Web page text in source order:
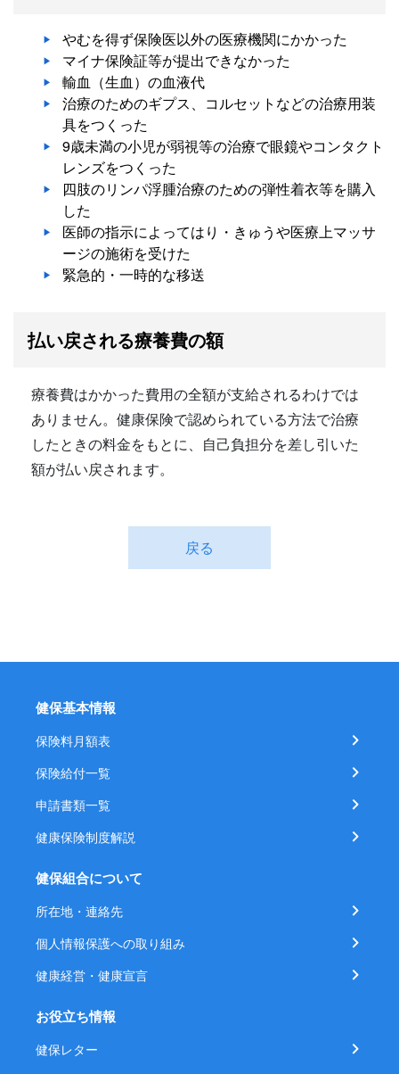
やむを得ず保険医以外の医療機関にかかった
マイナ保険証等が提出できなかった
輸血（生血）の血液代
治療のためのギプス、コルセットなどの治療用装
具をつくった
9歳未満の小児が弱視等の治療で眼鏡やコンタクト
レンズをつくった
四肢のリンパ浮腫治療のための弾性着衣等を購入
した
医師の指示によってはり・きゅうや医療上マッサ
ージの施術を受けた
緊急的・一時的な移送
払い戻される療養費の額
療養費はかかった費用の全額が支給されるわけでは
ありません。健康保険で認められている方法で治療
したときの料金をもとに、自己負担分を差し引いた
額が払い戻されます。
戻る
健保基本情報
保険料月額表
保険給付一覧
申請書類一覧
健康保険制度解説
健保組合について
所在地・連絡先
個人情報保護への取り組み
健康経営・健康宣言
お役立ち情報
健保レター